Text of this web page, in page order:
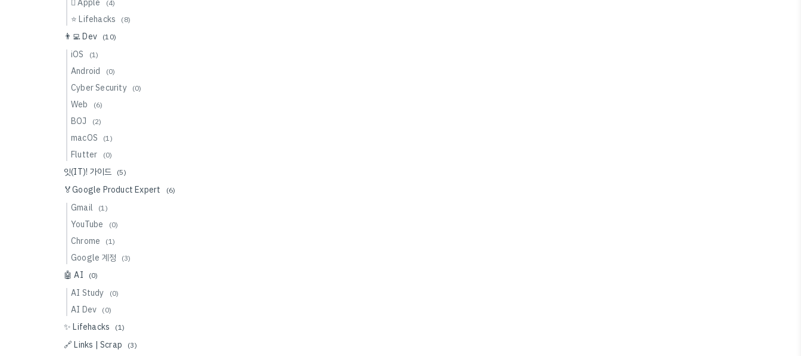
 Apple (4)
⭐️ Lifehacks (8)
👨‍💻 Dev (10)
iOS (1)
Android (0)
Cyber Security (0)
Web (6)
BOJ (2)
macOS (1)
Flutter (0)
잇(IT)! 가이드 (5)
🏅Google Product Expert (6)
Gmail (1)
YouTube (0)
Chrome (1)
Google 계정 (3)
🤖 AI (0)
AI Study (0)
AI Dev (0)
✨ Lifehacks (1)
🔗 Links | Scrap (3)